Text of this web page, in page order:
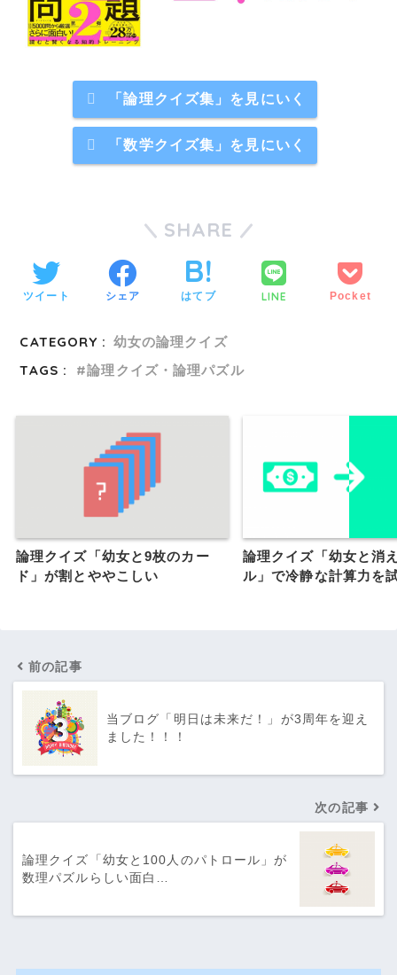
「論理クイズ集」を見にいく
「数学クイズ集」を見にいく
SHARE
ツイート シェア はてブ LINE Pocket
CATEGORY : 幼女の論理クイズ
TAGS :
論理クイズ・論理パズル
論理クイズ「幼女と9枚のカー
ド」が割とややこしい
論理クイズ「幼女と消
ル」で冷静な計算力を
前の記事
当ブログ「明日は未来だ！」が3周年を迎え
ました！！！
次の記事
論理クイズ「幼女と100人のパトロール」が
数理パズルらしい面白…